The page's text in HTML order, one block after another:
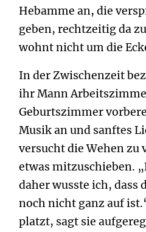
Hebamme an, die
geben, rechtzeitig da
wohnt nicht um die
In der Zwischenzeit
ihr Mann
Geburtszimmer
Musik an und sanftes
versucht die Wehen zu
etwas mitzuschieben.
daher wusste ich, dass
noch nicht ganz auf
platzt, sagt sie